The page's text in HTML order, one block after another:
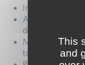
Intégration du
Adaptation des
développement
Mise en place
tout au long de
This
and